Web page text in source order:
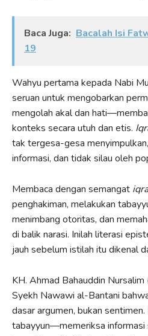
Baca Juga: Bacalah Isi
19
Wahyu pertama kepada Nabi
seruan untuk mengobarkan
mengolah akal dan
konteks secara utuh dan etis.
tak tergesa-gesa
informasi, dan tidak silau oleh
Membaca dengan semangat
penghakiman, melakukan
menimbang otoritas, dan
di balik narasi. Inilah literasi
jauh sebelum istilah itu dikenal
KH. Ahmad Bahauddin
Syekh Nawawi al-Bantani
dasar argumen, bukan
tabayyun—memeriksa